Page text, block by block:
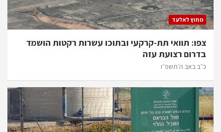
מחוץ לאלעד
צפו: תוואי תת-קרקעי ובתוכו עשרות רקטות הושמד
בדרום רצועת עזה
כ״ב באב ה׳תשפ״ו